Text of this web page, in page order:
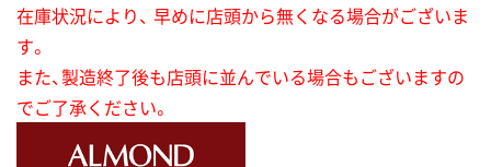
在庫状況により、 早めに店頭から無くなる場合がございま
す。
また、製造終了後も店頭に並んでいる場合もございますの
でご了承ください。